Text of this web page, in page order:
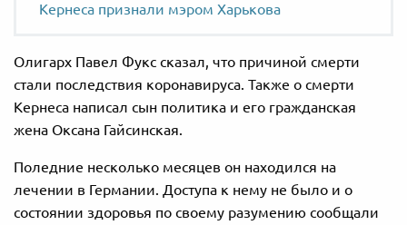
Кернеса признали мэром Харькова
Олигарх Павел Фукс сказал, что причиной смерти
стали последствия коронавируса. Также о смерти
Кернеса написал сын политика и его гражданская
жена Оксана Гайсинская.
Поледние несколько месяцев он находился на
лечении в Германии. Доступа к нему не было и о
состоянии здоровья по своему разумению сообщали